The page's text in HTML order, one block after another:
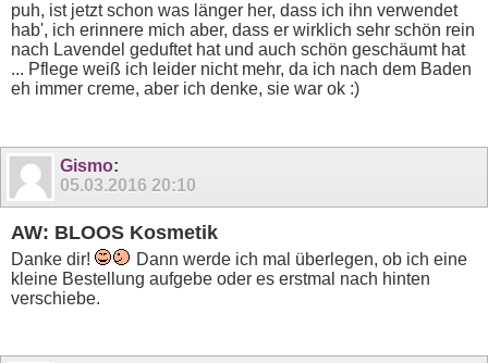
puh, ist jetzt schon was länger her, dass ich ihn verwendet
hab', ich erinnere mich aber, dass er wirklich sehr schön rein
nach Lavendel geduftet hat und auch schön geschäumt hat
... Pflege weiß ich leider nicht mehr, da ich nach dem Baden
eh immer creme, aber ich denke, sie war ok :)
Gismo:
05.03.2016 20:10
AW: BLOOS Kosmetik
Danke dir!
Dann werde ich mal überlegen, ob ich eine
kleine Bestellung aufgebe oder es erstmal nach hinten
verschiebe.